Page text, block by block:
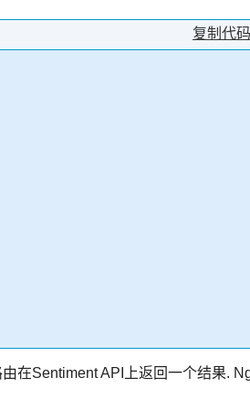
复制代码
在Sentiment API上返回一个结果.